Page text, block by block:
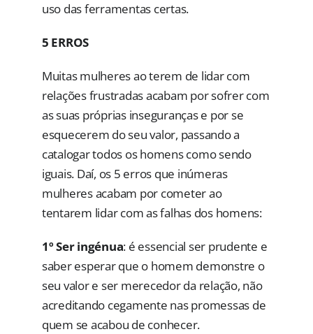
uso das ferramentas certas.
5 ERROS
Muitas mulheres ao terem de lidar com
relações frustradas acabam por sofrer com
as suas próprias inseguranças e por se
esquecerem do seu valor, passando a
catalogar todos os homens como sendo
iguais. Daí, os 5 erros que inúmeras
mulheres acabam por cometer ao
tentarem lidar com as falhas dos homens:
1º Ser ingénua: é essencial ser prudente e
saber esperar que o homem demonstre o
seu valor e ser merecedor da relação, não
acreditando cegamente nas promessas de
quem se acabou de conhecer.